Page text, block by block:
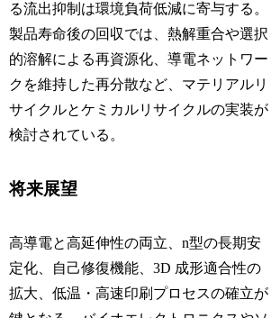
る流出抑制は環境負荷低減に寄与する。
製品寿命後の回収では、熱解重合や選択
的溶解による再資源化、導電ネットワー
クを維持した再分散など、マテリアルリ
サイクルとケミカルリサイクルの実装が
検討されている。
将来展望
高導電と高延伸性の両立、n型の長期安
定化、自己修復機能、3D 成形適合性の
拡大、低温・高速印刷プロセスの確立が